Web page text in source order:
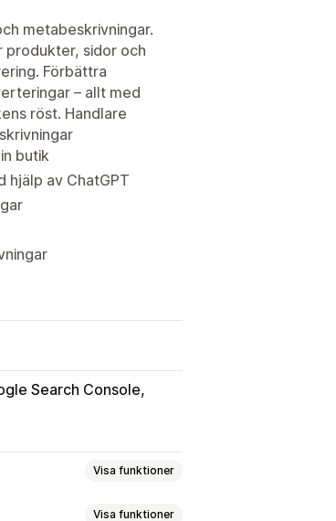
metabeskrivningar.
produkter, sidor och
Förbättra
– allt med
röst. Handlare
butik
hjälp av ChatGPT
Search Console
Visa funktioner
Visa funktioner